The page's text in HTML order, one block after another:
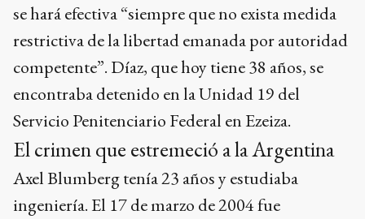
se hará efectiva “siempre que no exista medida
restrictiva de la libertad emanada por autoridad
competente”. Díaz, que hoy tiene 38 años, se
encontraba detenido en la Unidad 19 del
Servicio Penitenciario Federal en Ezeiza.
El crimen que estremeció a la Argentina
Axel Blumberg tenía 23 años y estudiaba
ingeniería. El 17 de marzo de 2004 fue